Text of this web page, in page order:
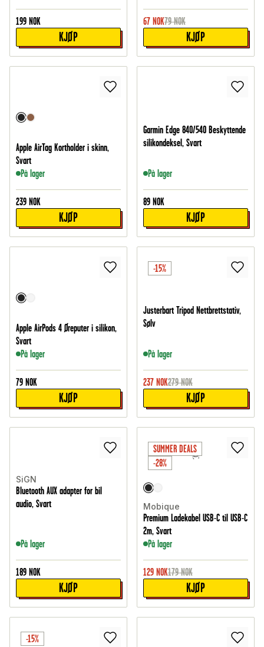
199 NOK
KJØP
67 NOK79 NOK
KJØP
Apple AirTag Kortholder i skinn,
Svart
På lager
239 NOK
KJØP
Garmin Edge 840/540 Beskyttende
silikondeksel, Svart
På lager
89 NOK
KJØP
Apple AirPods 4 Øreputer i silikon,
Svart
På lager
79 NOK
KJØP
-15%
Justerbart Tripod Nettbrettstativ,
Sølv
På lager
237 NOK279 NOK
KJØP
SiGN
Bluetooth AUX adapter for bil
audio, Svart
På lager
189 NOK
KJØP
SUMMER DEALS
-28%
Mobique
Premium Ladekabel USB-C til USB-C
2m, Svart
På lager
129 NOK179 NOK
KJØP
-15%